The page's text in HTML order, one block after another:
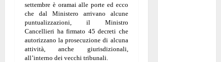
settembre è oramai alle porte ed ecco
che dal Ministero arrivano alcune
puntualizzazioni, il Ministro
Cancellieri ha firmato 45 decreti che
autorizzano la prosecuzione di alcuna
attività, anche giurisdizionali,
all’interno dei vecchi tribunali.